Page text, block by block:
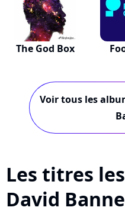
The God Box
Voir tous les
Les titres
David